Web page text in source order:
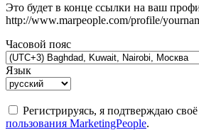
Это будет в конце ссылки на ваш
http://www.marpeople.com/profile/
Часовой пояс
Язык
Регистрируясь, я подтверждаю своё
пользования MarketingPeople.